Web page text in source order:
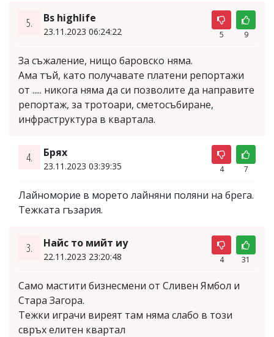
5. Bs highlife
23.11.2023 06:24:22 5 9
За съжаление, нищо баровско няма.
Ама тъй, като получавате платени репортажи
от ..... никога няма да си позволите да направите
репортаж, за тротоари, сметосъбиране,
инфраструктура в квартала.
4. Брях
23.11.2023 03:39:35 4 7
Лайноморие в морето лайняни поляни на брега.
Тежката гъзария.
3. Найс то мийт иу
22.11.2023 23:20:48 4 31
Само мастити бизнесмени от Сливен Ямбол и
Стара Загора.
Тежки играчи виреят там няма слабо в този
свръх елитен квартал